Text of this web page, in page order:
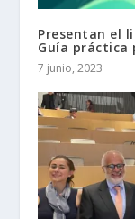
Presentan el
Guía práctica
7 junio, 2023